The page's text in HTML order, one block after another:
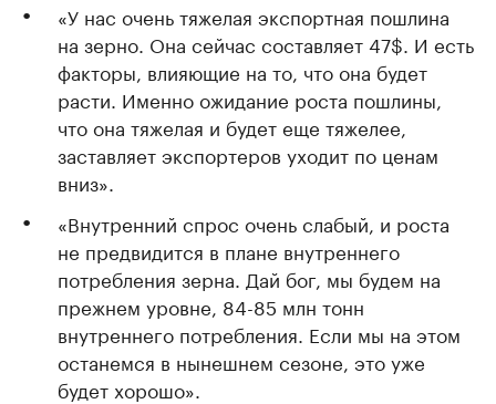
«У нас очень тяжелая экспортная пошлина
на зерно. Она сейчас составляет 47$. И есть
факторы, влияющие на то, что она будет
расти. Именно ожидание роста пошлины,
что она тяжелая и будет еще тяжелее,
заставляет экспортеров уходит по ценам
вниз».
«Внутренний спрос очень слабый, и роста
не предвидится в плане внутреннего
потребления зерна. Дай бог, мы будем на
прежнем уровне, 84-85 млн тонн
внутреннего потребления. Если мы на этом
останемся в нынешнем сезоне, это уже
будет хорошо».